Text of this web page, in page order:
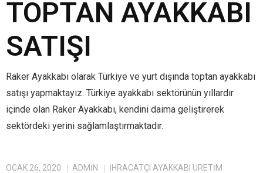
TOPTAN AYAKKABI
SATIŞI
Raker Ayakkabı olarak Türkiye ve yurt dışında toptan ayakkabı
satışı yapmaktayız. Türkiye ayakkabı sektörünün yıllardır
içinde olan Raker Ayakkabı, kendini daima geliştirerek
sektördeki yerini sağlamlaştırmaktadır.
OCAK 26, 2020 ADMIN IHRACATÇI AYAKKABI ÜRETIM